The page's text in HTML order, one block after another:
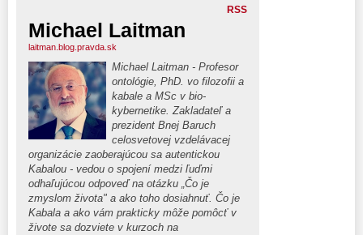
RSS
Michael Laitman
laitman.blog.pravda.sk
Michael Laitman - Profesor
ontológie, PhD. vo filozofii a
kabale a MSc v bio-
kybernetike. Zakladateľ a
prezident Bnej Baruch
celosvetovej vzdelávacej
organizácie zaoberajúcou sa autentickou
Kabalou - vedou o spojení medzi ľuďmi
odhaľujúcou odpoveď na otázku „Čo je
zmyslom života" a ako toho dosiahnuť. Čo je
Kabala a ako vám prakticky môže pomôcť v
živote sa dozviete v kurzoch na